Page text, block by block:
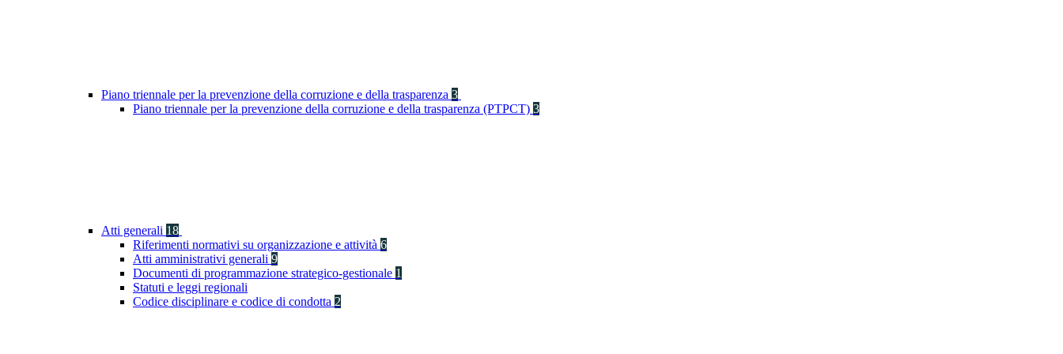
Piano triennale per la prevenzione della corruzione e della trasparenza 3
Piano triennale per la prevenzione della corruzione e della trasparenza (PTPCT) 3
Atti generali 18
Riferimenti normativi su organizzazione e attività 6
Atti amministrativi generali 9
Documenti di programmazione strategico-gestionale 1
Statuti e leggi regionali
Codice disciplinare e codice di condotta 2